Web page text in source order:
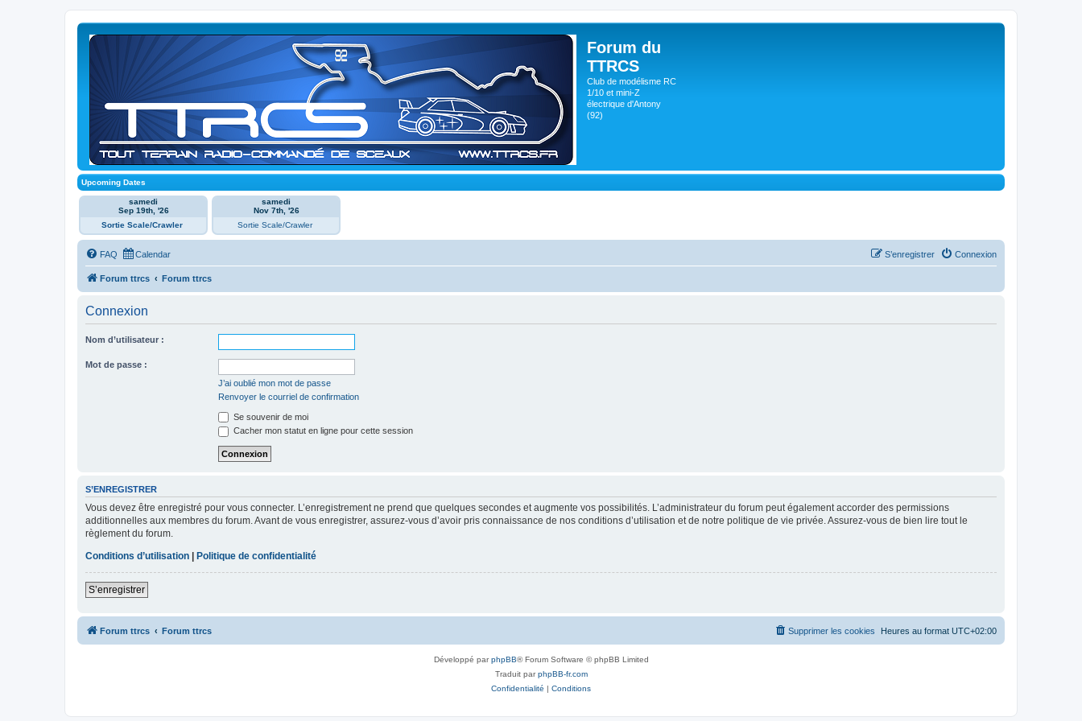
Forum du
TTRCS
Club de modélisme RC
1/10 et mini-Z
électrique d'Antony
(92)
Upcoming Dates
samedi
Sep 19th, '26
Sortie Scale/Crawler
samedi
Nov 7th, '26
Sortie Scale/Crawler
FAQ Calendar Connexion
S’enregistrer
Forum ttrcs Forum ttrcs
Connexion
Nom d’utilisateur :
Mot de passe :
J’ai oublié mon mot de passe
Renvoyer le courriel de confirmation
Se souvenir de moi
Cacher mon statut en ligne pour cette session
S’ENREGISTRER
Vous devez être enregistré pour vous connecter. L’enregistrement ne prend que quelques secondes et augmente vos possibilités. L’administrateur du forum peut également accorder des permissions
additionnelles aux membres du forum. Avant de vous enregistrer, assurez-vous d’avoir pris connaissance de nos conditions d’utilisation et de notre politique de vie privée. Assurez-vous de bien lire tout le
règlement du forum.
Conditions d’utilisation
Politique de confidentialité
S’enregistrer
Forum ttrcs Forum ttrcs Heures au format UTC+02:00
Supprimer les cookies
Développé parphpBB® Forum Software © phpBB Limited
Traduit parphpBB-fr.com
Confidentialité | Conditions